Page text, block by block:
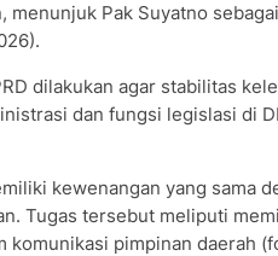
menunjuk Pak Suyatno
dilakukan agar stabilitas
dan fungsi legislasi di
kewenangan yang sama
Tugas tersebut meliputi
pimpinan daerah